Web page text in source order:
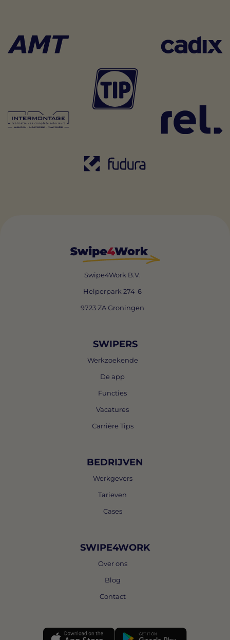
Swipe4Work B.V.
Helperpark 274-6
9723 ZA Groningen
SWIPERS
Werkzoekende
De app
Functies
Vacatures
Carrière Tips
BEDRIJVEN
Werkgevers
Tarieven
Cases
SWIPE4WORK
Over ons
Blog
Contact